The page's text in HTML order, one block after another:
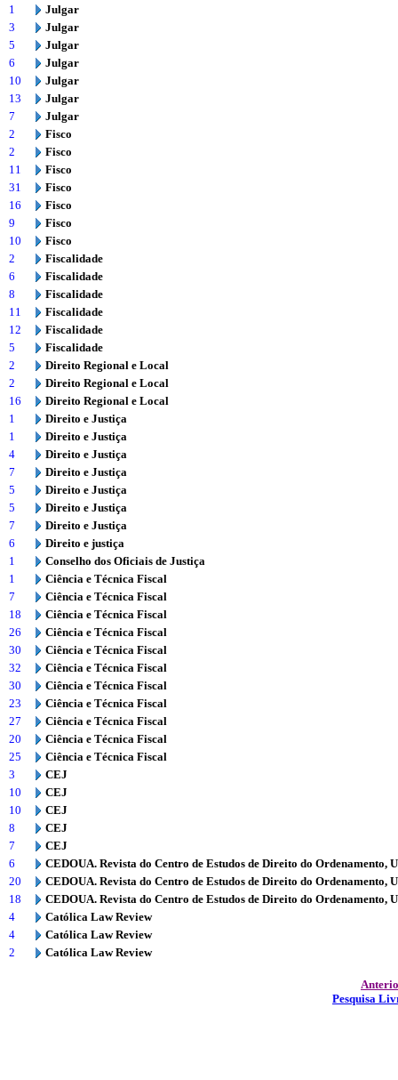
1
Julgar
3
Julgar
5
Julgar
6
Julgar
10
Julgar
13
Julgar
7
Julgar
2
Fisco
2
Fisco
11
Fisco
31
Fisco
16
Fisco
9
Fisco
10
Fisco
2
Fiscalidade
6
Fiscalidade
8
Fiscalidade
11
Fiscalidade
12
Fiscalidade
5
Fiscalidade
2
Direito Regional e Local
2
Direito Regional e Local
16
Direito Regional e Local
1
Direito e Justiça
1
Direito e Justiça
4
Direito e Justiça
7
Direito e Justiça
5
Direito e Justiça
5
Direito e Justiça
7
Direito e Justiça
6
Direito e justiça
1
Conselho dos Oficiais de Justiça
1
Ciência e Técnica Fiscal
7
Ciência e Técnica Fiscal
18
Ciência e Técnica Fiscal
26
Ciência e Técnica Fiscal
30
Ciência e Técnica Fiscal
32
Ciência e Técnica Fiscal
30
Ciência e Técnica Fiscal
23
Ciência e Técnica Fiscal
27
Ciência e Técnica Fiscal
20
Ciência e Técnica Fiscal
25
Ciência e Técnica Fiscal
3
CEJ
10
CEJ
10
CEJ
8
CEJ
7
CEJ
6
CEDOUA. Revista do Centro de Estudos de Direito do Ordenamento,
20
CEDOUA. Revista do Centro de Estudos de Direito do Ordenamento,
18
CEDOUA. Revista do Centro de Estudos de Direito do Ordenamento,
4
Católica Law Review
4
Católica Law Review
2
Católica Law Review
Pesquisa